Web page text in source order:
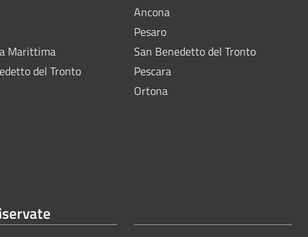
Marittima
del Tronto
Ancona
Pesaro
San Benedetto del Tronto
Pescara
Ortona